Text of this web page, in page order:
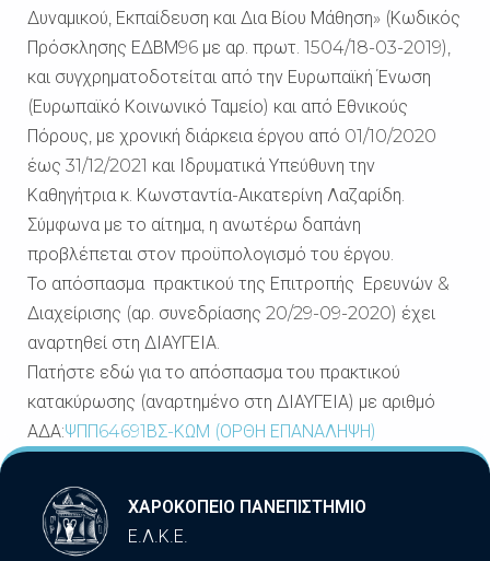
Δυναμικού, Εκπαίδευση και Δια Βίου Μάθηση» (Κωδικός
Πρόσκλησης ΕΔΒΜ96 με αρ. πρωτ. 1504/18-03-2019),
και συγχρηματοδοτείται από την Ευρωπαϊκή Ένωση
(Ευρωπαϊκό Κοινωνικό Ταμείο) και από Εθνικούς
Πόρους, με χρονική διάρκεια έργου από 01/10/2020
έως 31/12/2021 και Ιδρυματικά Υπεύθυνη την
Καθηγήτρια κ. Κωνσταντία-Αικατερίνη Λαζαρίδη.
Σύμφωνα με το αίτημα, η ανωτέρω δαπάνη
προβλέπεται στον προϋπολογισμό του έργου.
Το απόσπασμα πρακτικού της Επιτροπής Ερευνών &
Διαχείρισης (αρ. συνεδρίασης 20/29-09-2020) έχει
αναρτηθεί στη ΔΙΑΥΓΕΙΑ.
Πατήστε εδώ για το απόσπασμα του πρακτικού
κατακύρωσης (αναρτημένο στη ΔΙΑΥΓΕΙΑ) με αριθμό
ΑΔΑ:ΨΠΠ64691ΒΣ-ΚΩΜ (ΟΡΘΗ ΕΠΑΝΑΛΗΨΗ)
ΧΑΡΟΚΟΠΕΙΟ ΠΑΝΕΠΙΣΤΗΜΙΟ
Ε.Λ.Κ.Ε.